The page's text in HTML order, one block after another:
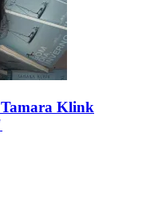
Tamara Klink